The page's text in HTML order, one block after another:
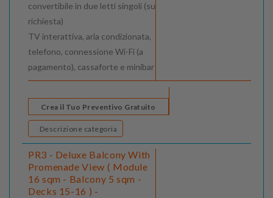
convertibile in due letti singoli (su
richiesta)
TV interattiva, aria condizionata,
telefono, connessione Wi-Fi (a
pagamento), cassaforte e minibar
Crea il Tuo Preventivo Gratuito
Descrizione categoria
PR3 - Deluxe Balcony With
Promenade View ( Module
16 sqm - Balcony 5 sqm -
Decks 15-16 ) -